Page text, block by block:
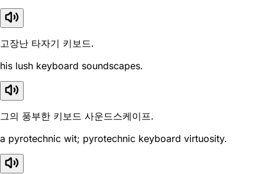
고장난 타자기 키보드.
his lush keyboard soundscapes.
그의 풍부한 키보드 사운드스케이프.
a pyrotechnic wit; pyrotechnic keyboard virtuosity.